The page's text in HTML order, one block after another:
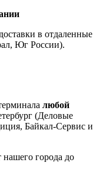
в отдаленные
Юг России).
любой
(Деловые
Байкал-Сервис и
нашего города до